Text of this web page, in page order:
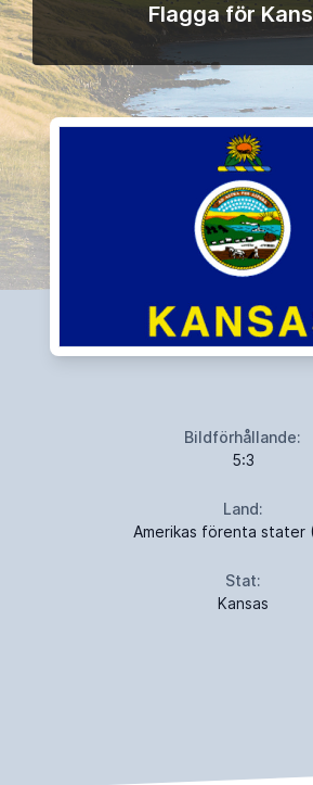
Flagga för
Bildförhållande:
5:3
Land:
Amerikas förenta stater
Stat:
Kansas